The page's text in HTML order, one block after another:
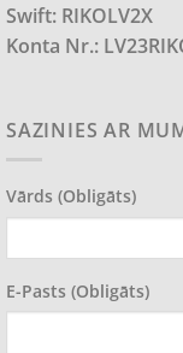
Swift: RIKOLV2X
Konta Nr.:
SAZINIES AR
Vārds (obligāts)
E-Pasts (obligāts)